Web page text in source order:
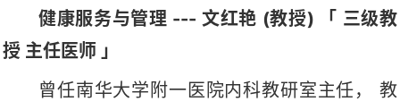
健康服务与管理 --- 文红艳 (教授) 「 三级教
授 主任医师 」
曾任南华大学附一医院内科教研室主任， 教